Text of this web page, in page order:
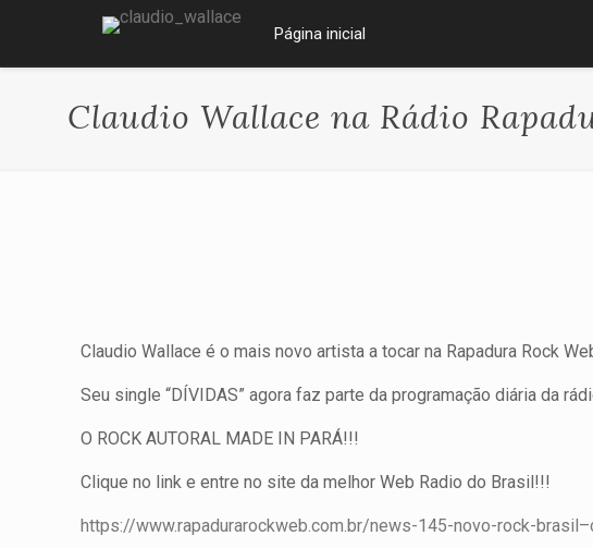
Página inicial
Claudio Wallace na Rádio
Claudio Wallace é o mais novo artista a tocar na Rapadura Rock
Seu single “DÍVIDAS” agora faz parte da programação diária da
O ROCK AUTORAL MADE IN PARÁ!!!
Clique no link e entre no site da melhor Web Radio do Brasil!!!
https://www.rapadurarockweb.com.br/news-145-novo-rock-